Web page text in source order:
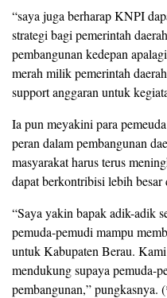
“saya juga berharap KNPI
strategi bagi pemerintah
pembangunan kedepan
merah milik pemerintah
support anggaran untuk
Ia pun meyakini para
peran dalam pembangunan
masyarakat harus terus
dapat berkontribisi lebih besar
“Saya yakin bapak adik-adik
pemuda-pemudi mampu
untuk Kabupaten Berau.
mendukung supaya pemuda-
pembangunan,” pungkasnya.